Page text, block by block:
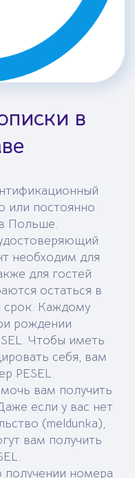
в
или постоянно
Польше.
необходим для
для гостей
остаться в
срок. Каждому
рождении
Чтобы иметь
себя, вам
PESEL.
вам получить
если у вас нет
(meldunka),
вам получить
получении номера